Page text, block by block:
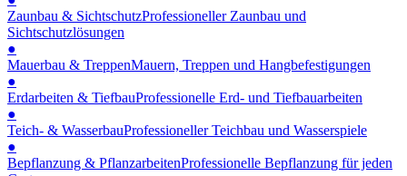
Zaunbau & SichtschutzProfessioneller Zaunbau und
Sichtschutzlösungen
●
Mauerbau & TreppenMauern, Treppen und Hangbefestigungen
●
Erdarbeiten & TiefbauProfessionelle Erd- und Tiefbauarbeiten
●
Teich- & WasserbauProfessioneller Teichbau und Wasserspiele
●
Bepflanzung & PflanzarbeitenProfessionelle Bepflanzung für jeden